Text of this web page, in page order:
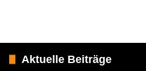
Aktuelle Beiträge